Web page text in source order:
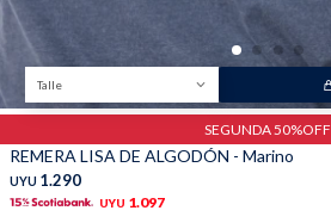
Talle
SEGUNDA 50%OFF
REMERA LISA DE ALGODÓN - Marino
UYU 1.290
UYU 1.097